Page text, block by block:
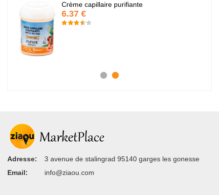
Crème capillaire purifiante
6.37 €
Adresse:
3 avenue de stalingrad 95140 garges les gonesse
Email:
info@ziaou.com